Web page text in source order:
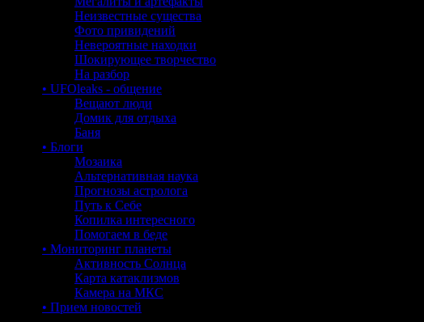
Неизвестные существа
Фото привидений
Невероятные находки
Шокирующее творчество
На разбор
• UFOleaks - общение
Вещают люди
Домик для отдыха
Баня
• Блоги
Мозаика
Альтернативная наука
Прогнозы астролога
Путь к Себе
Копилка интересного
Помогаем в беде
• Мониторинг планеты
Активность Солнца
Карта катаклизмов
Камера на МКС
• Прием новостей